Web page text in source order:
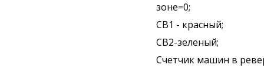
зоне=0;
СВ1 - красный;
СВ2-зеленый;
Счетчик машин в